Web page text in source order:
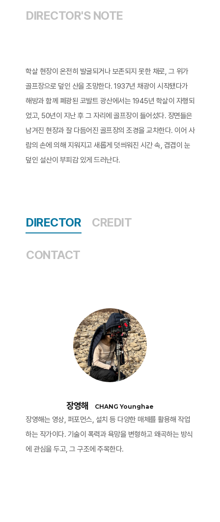
DIRECTOR'S NOTE
학살 현장이 온전히 발굴되거나 보존되지 못한 채로, 그 위가
골프장으로 덮인 산을 조망한다. 1937년 채광이 시작됐다가
해방과 함께 폐광된 코발트 광산에서는 1945년 학살이 자행되
었고, 50년이 지난 후 그 자리에 골프장이 들어섰다. 장면들은
남겨진 현장과 잘 다듬어진 골프장의 조경을 교차한다. 이어 사
람의 손에 의해 지워지고 새롭게 덧씌워진 시간 속, 겹겹이 눈
덮인 설산이 부피감 있게 드러난다.​
DIRECTOR CREDIT
CONTACT
장영해 CHANG Younghae
장영해는 영상, 퍼포먼스, 설치 등 다양한 매체를 활용해 작업
하는 작가이다. 기술이 폭력과 욕망을 변형하고 왜곡하는 방식
에 관심을 두고, 그 구조에 주목한다.